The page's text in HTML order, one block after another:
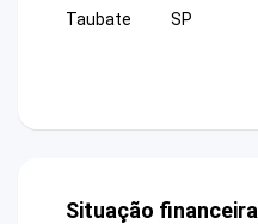
Taubate
SP
Situação financeira